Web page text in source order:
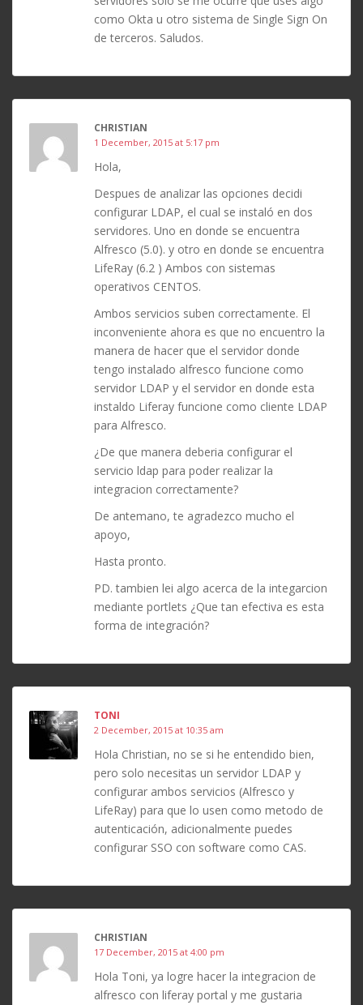
como Okta u otro sistema de Single Sign On
de terceros. Saludos.
CHRISTIAN
1 December, 2015 at 5:17 pm
Hola,
Despues de analizar las opciones decidi
configurar LDAP, el cual se instaló en dos
servidores. Uno en donde se encuentra
Alfresco (5.0). y otro en donde se encuentra
LifeRay (6.2 ) Ambos con sistemas
operativos CENTOS.
Ambos servicios suben correctamente. El
inconveniente ahora es que no encuentro la
manera de hacer que el servidor donde
tengo instalado alfresco funcione como
servidor LDAP y el servidor en donde esta
instaldo Liferay funcione como cliente LDAP
para Alfresco.
¿De que manera deberia configurar el
servicio ldap para poder realizar la
integracion correctamente?
De antemano, te agradezco mucho el
apoyo,
Hasta pronto.
PD. tambien lei algo acerca de la integarcion
mediante portlets ¿Que tan efectiva es esta
forma de integración?
TONI
2 December, 2015 at 10:35 am
Hola Christian, no se si he entendido bien,
pero solo necesitas un servidor LDAP y
configurar ambos servicios (Alfresco y
LifeRay) para que lo usen como metodo de
autenticación, adicionalmente puedes
configurar SSO con software como CAS.
CHRISTIAN
17 December, 2015 at 4:00 pm
Hola Toni, ya logre hacer la integracion de
alfresco con liferay portal y me gustaria